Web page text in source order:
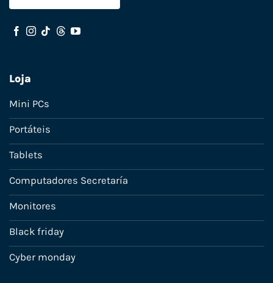
Loja
Mini PCs
Portáteis
Tablets
Computadores Secretaría
Monitores
Black friday
Cyber monday